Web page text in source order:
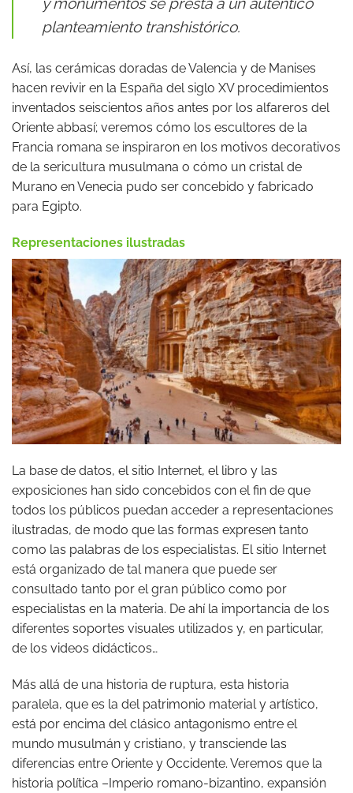
planteamiento transhistórico.
Así, las cerámicas doradas de Valencia y de Manises
hacen revivir en la España del siglo XV procedimientos
inventados seiscientos años antes por los alfareros del
Oriente abbasí; veremos cómo los escultores de la
Francia romana se inspiraron en los motivos decorativos
de la sericultura musulmana o cómo un cristal de
Murano en Venecia pudo ser concebido y fabricado
para Egipto.
Representaciones ilustradas
La base de datos, el sitio Internet, el libro y las
exposiciones han sido concebidos con el fin de que
todos los públicos puedan acceder a representaciones
ilustradas, de modo que las formas expresen tanto
como las palabras de los especialistas. El sitio Internet
está organizado de tal manera que puede ser
consultado tanto por el gran público como por
especialistas en la materia. De ahí la importancia de los
diferentes soportes visuales utilizados y, en particular,
de los videos didácticos…
Más allá de una historia de ruptura, esta historia
paralela, que es la del patrimonio material y artístico,
está por encima del clásico antagonismo entre el
mundo musulmán y cristiano, y transciende las
diferencias entre Oriente y Occidente. Veremos que la
historia política –Imperio romano-bizantino, expansión